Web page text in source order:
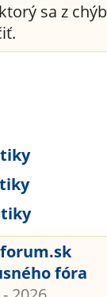
sa z chýb
fóra